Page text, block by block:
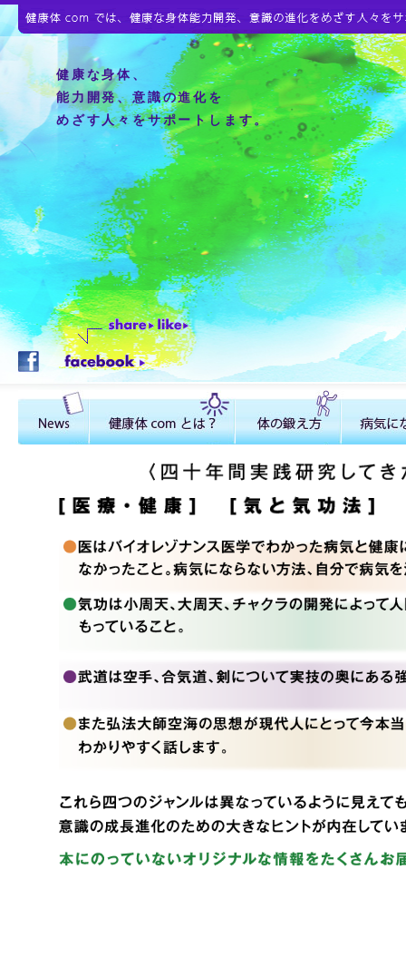
健康な身体、
能力開発、意識の進化を
めざす人々をサポートします。